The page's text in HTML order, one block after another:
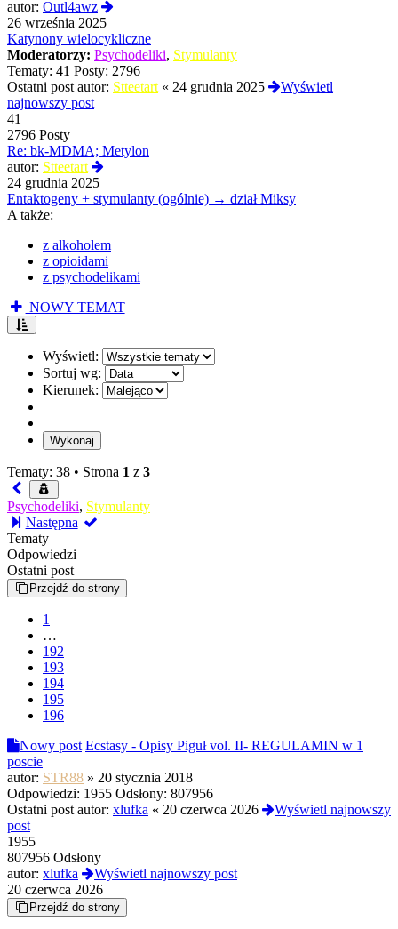
autor: Outl4awz
post
26 września 2025
Katynony wielocykliczne
Moderatorzy: Psychodeliki, Stymulanty
Tematy: 41 Posty: 2796
Ostatni post autor: Stteetart « 24 grudnia 2025
Wyświetl
najnowszy post
41
2796 Posty
Re: bk-MDMA; Metylon
autor: Stteetart
post
24 grudnia 2025
Entaktogeny + stymulanty (ogólnie) → dział Miksy
A także:
z alkoholem
z opioidami
z psychodelikami
NOWY TEMAT
Wyświetl:
Sortuj wg:
Kierunek:
Tematy: 38 • Strona 1 z 3
Psychodeliki, Stymulanty
Następna
Tematy
Odpowiedzi
Ostatni post
Przejdź do strony
1
…
192
193
194
195
196
Nowy post Ecstasy - Opisy Piguł vol. II- REGULAMIN w 1
poscie
autor: STR88 » 20 stycznia 2018
Odpowiedzi: 1955 Odsłony: 807956
Ostatni post autor: xlufka « 20 czerwca 2026
Wyświetl najnowszy
post
1955
807956 Odsłony
autor: xlufka
Wyświetl najnowszy post
20 czerwca 2026
Przejdź do strony